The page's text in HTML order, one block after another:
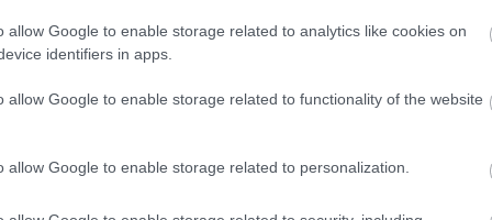
allow Google to enable storage related to analytics like cookies on
identifiers in apps.
allow Google to enable storage related to functionality of the website
allow Google to enable storage related to personalization.
ξεκαθάρισε πως σήμερα καταβάλλονται κανονικά,
όπου υπήρχαν σοβαρές ζημιές και αδυναμία
όπως είπε, όσοι διατήρησαν τα σκάφη τους σε
Μελάς παραδέχθηκε ότι υπήρξαν σημαντικές
εξέδρες, σημειώνοντας πως στον δεύτερο
ο Δήμος έχει ήδη δαπανήσει περίπου 320.000 ευρώ για